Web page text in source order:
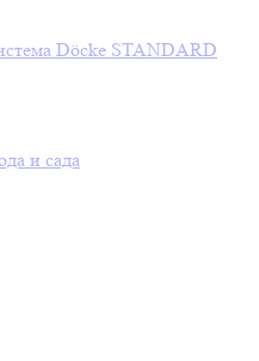
Döcke STANDARD
и сада